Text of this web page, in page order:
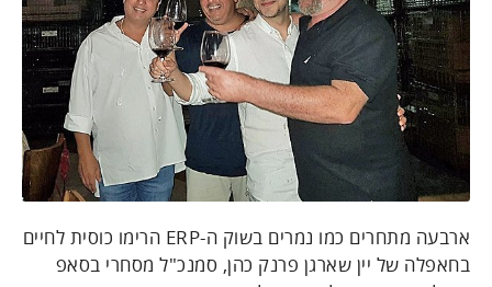
ארבעה מתחרים כמו נמרים בשוק ה-ERP הרימו כוסית לחיים
בחאפלה של יין שארגן פרנק כהן, סמנכ"ל מסחרי בסאפ